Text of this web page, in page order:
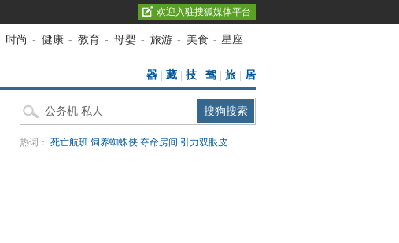
欢迎入驻搜狐媒体平台
时尚 - 健康 - 教育 - 母婴 - 旅游 - 美食 - 星座
器 藏 技 驾 旅 居
热词： 死亡航班 饲养蜘蛛侠 夺命房间 引力双眼皮